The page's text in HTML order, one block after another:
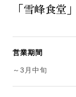
「雪峰食堂
営業期間
～3月中旬